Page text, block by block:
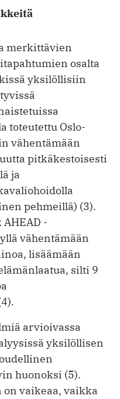
merkittävien
osalta
yksilöllisiin
toteutettu Oslo-
vähentämään
pitkäkestoisesti
ja
pehmeillä) (3).
-
vähentämään
lisäämään
silti 9
arvioivassa
yksilöllisen
huonoksi (5).
vaikeaa, vaikka